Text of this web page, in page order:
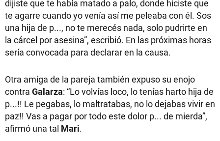
dijiste que te había matado a palo, donde hiciste que
te agarre cuando yo venía así me peleaba con él. Sos
una hija de p..., no te merecés nada, solo pudrirte en
la cárcel por asesina”, escribió. En las próximas horas
sería convocada para declarar en la causa.
Otra amiga de la pareja también expuso su enojo
contra Galarza: “Lo volvías loco, lo tenías harto hija de
p...!! Le pegabas, lo maltratabas, no lo dejabas vivir en
paz!! Vas a pagar por todo este dolor p... de mierda”,
afirmó una tal Mari.